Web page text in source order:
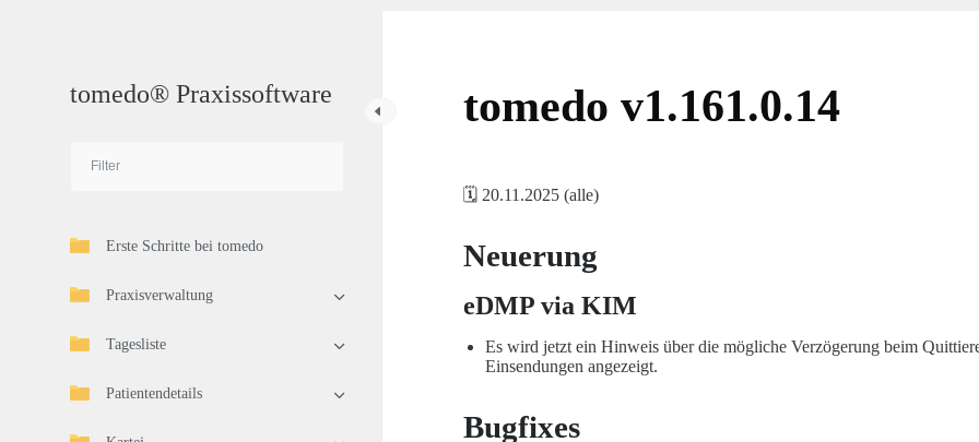
tomedo® Praxissoftware
Erste Schritte bei tomedo
Praxisverwaltung
Tagesliste
Patientendetails
tomedo v1.161.0.14
🗓️ 20.11.2025 (alle)
Neuerung
eDMP via KIM
Es wird jetzt ein Hinweis über die mögliche Verzögerung beim
Einsendungen angezeigt.
Bugfixes